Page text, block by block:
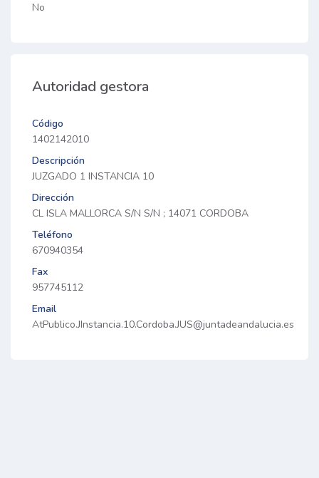
No
Autoridad gestora
Código
1402142010
Descripción
JUZGADO 1 INSTANCIA 10
Dirección
CL ISLA MALLORCA S/N S/N ; 14071 CORDOBA
Teléfono
670940354
Fax
957745112
Email
AtPublico.JInstancia.10.Cordoba.JUS@juntadeandalucia.es